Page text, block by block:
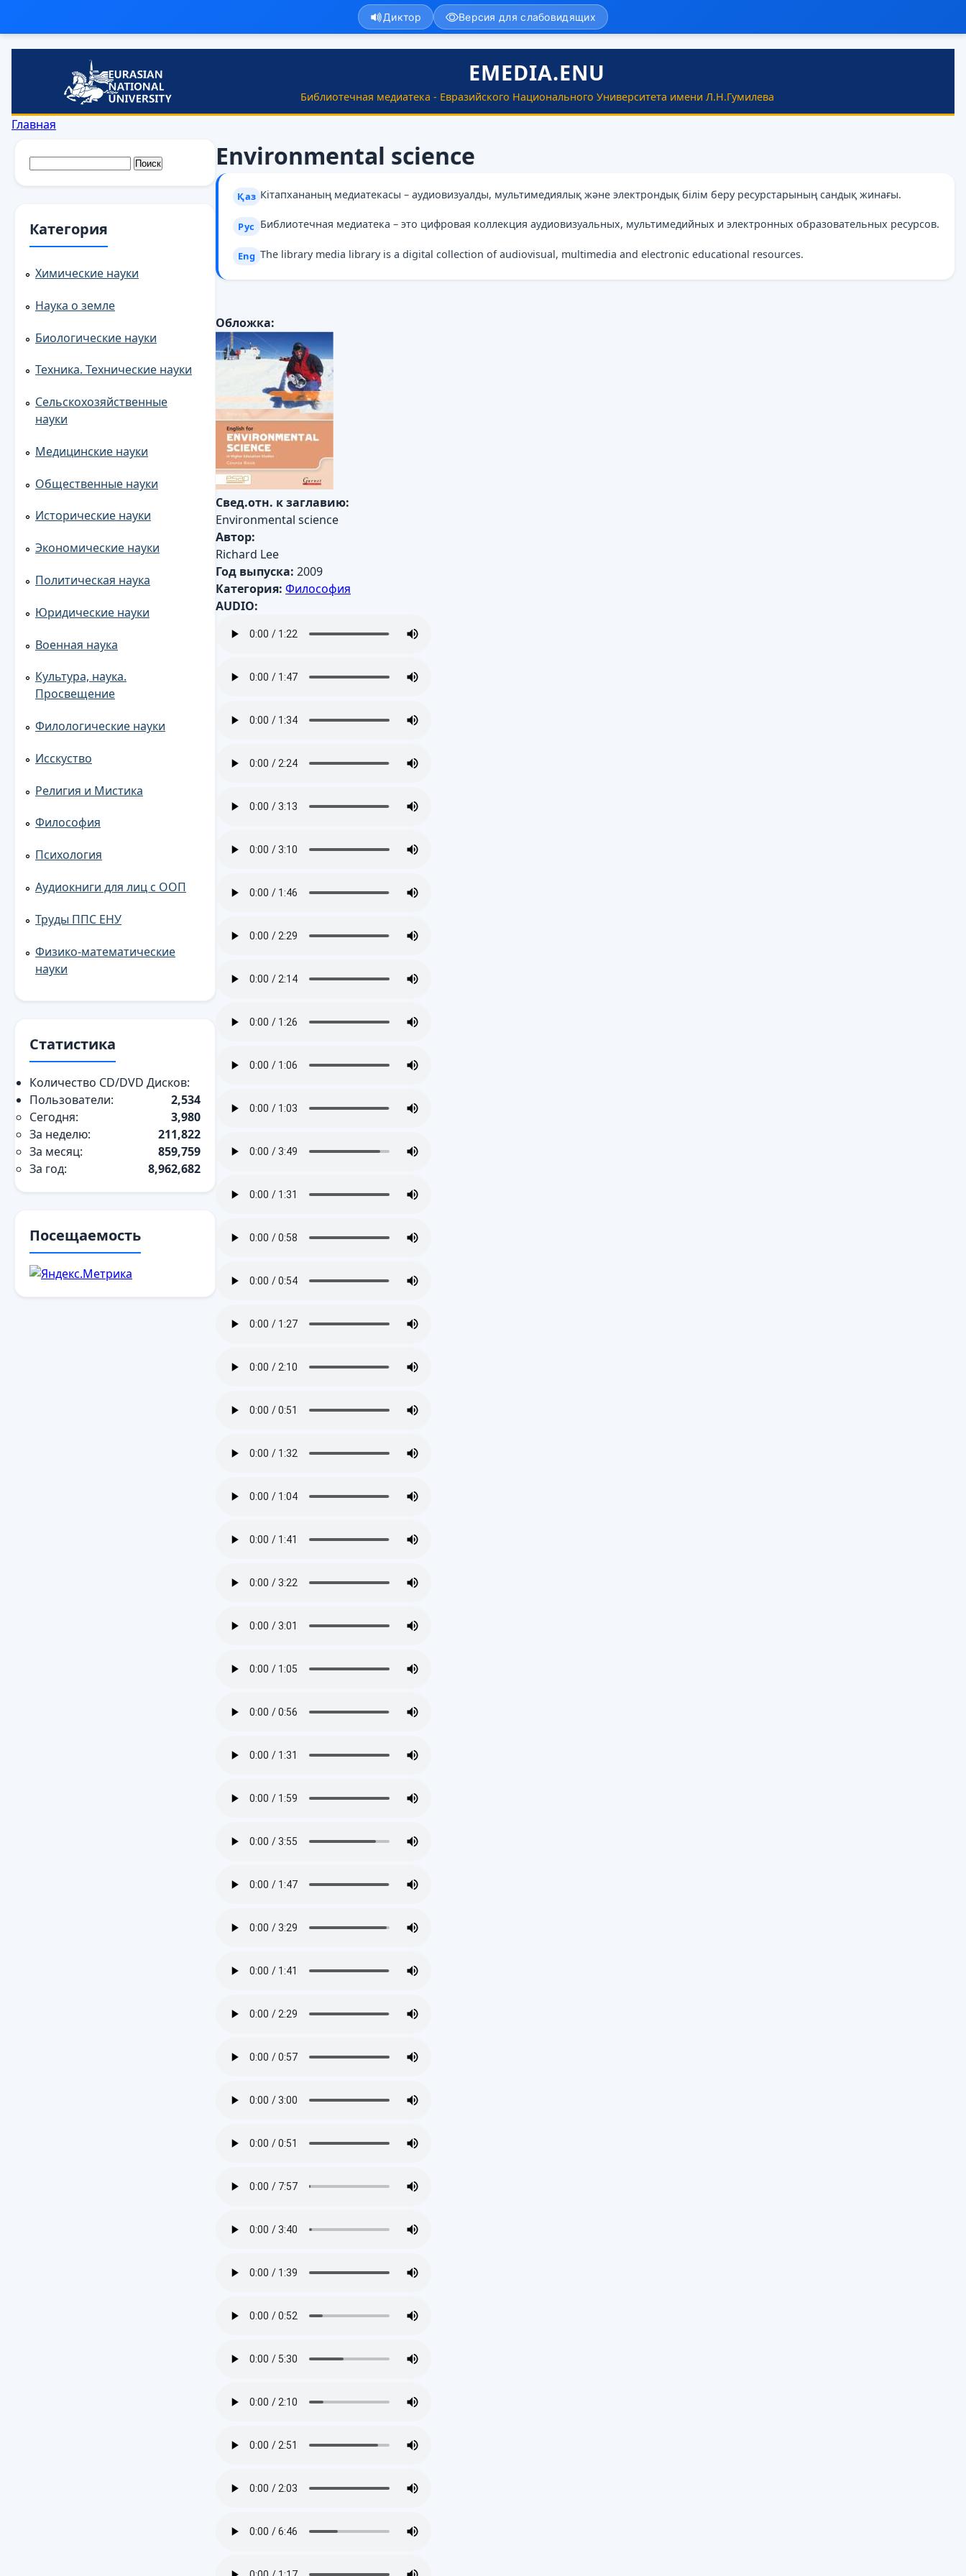
Перейти к основному содержанию
EMEDIA.ENU
Библиотечная медиатека - Евразийского Национального Университета имени Л.Н.Гумилева
Диктор Версия для слабовидящих
Вы здесь
Главная
Environmental science
Қаз Кітапхананың медиатекасы – аудиовизуалды, мультимедиялық және электрондық білім беру ресурстарының сандық жинағы.
Рус Библиотечная медиатека – это цифровая коллекция аудиовизуальных, мультимедийных и электронных образовательных ресурсов.
Eng The library media library is a digital collection of audiovisual, multimedia and electronic educational resources.
Обложка:
Свед.отн. к заглавию:
Environmental science
Автор:
Richard Lee
Год выпуска: 2009
Категория: Философия
AUDIO:
Форма поиска
Поиск
Категория
Химические науки
Наука о земле
Биологические науки
Техника. Технические науки
Сельскохозяйственные
науки
Медицинские науки
Общественные науки
Исторические науки
Экономические науки
Политическая наука
Юридические науки
Военная наука
Культура, наука.
Просвещение
Филологические науки
Исскуство
Религия и Мистика
Философия
Психология
Аудиокниги для лиц с ООП
Труды ППС ЕНУ
Физико-математические
науки
Статистика
Количество CD/DVD Дисков:
2,534
Пользователи:
Сегодня:
3,980
За неделю:
211,822
За месяц:
859,759
За год:
8,962,682
Посещаемость